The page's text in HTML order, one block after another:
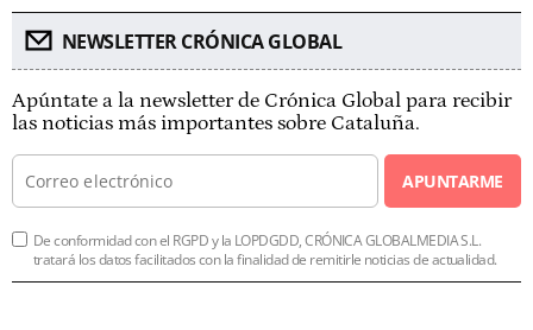
NEWSLETTER CRÓNICA GLOBAL
Apúntate a la newsletter de Crónica Global para recibir
las noticias más importantes sobre Cataluña.
APUNTARME
De conformidad con el RGPD y la LOPDGDD, CRÓNICA GLOBALMEDIA S.L.
tratará los datos facilitados con la finalidad de remitirle noticias de actualidad.